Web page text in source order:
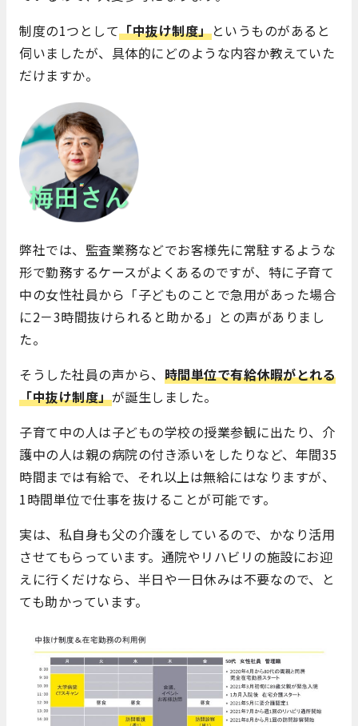
制度の1つとして「中抜け制度」というものがあると
伺いましたが、具体的にどのような内容か教えていた
だけますか。
弊社では、監査業務などでお客様先に常駐するような
形で勤務するケースがよくあるのですが、特に子育て
中の女性社員から「子どものことで急用があった場合
に2－3時間抜けられると助かる」との声がありまし
た。
そうした社員の声から、 時間単位で有給休暇がとれる
「中抜け制度」が誕生しました。
子育て中の人は子どもの学校の授業参観に出たり、介
護中の人は親の病院の付き添いをしたりなど、年間35
時間までは有給で、それ以上は無給にはなりますが、
1時間単位で仕事を抜けることが可能です。
実は、私自身も父の介護をしているので、かなり活用
させてもらっています。通院やリハビリの施設にお迎
えに行くだけなら、半日や一日休みは不要なので、と
ても助かっています。